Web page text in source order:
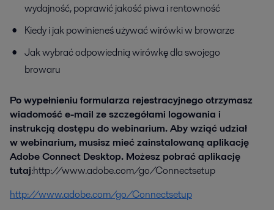
wydajność, poprawić jakość piwa i rentowność
Kiedy i jak powinieneś używać wirówki w browarze
Jak wybrać odpowiednią wirówkę dla swojego
browaru
Po wypełnieniu formularza rejestracyjnego otrzymasz
wiadomość e-mail ze szczegółami logowania i
instrukcją dostępu do webinarium. Aby wziąć udział
w webinarium, musisz mieć zainstalowaną aplikację
Adobe Connect Desktop. Możesz pobrać aplikację
tutaj:http://www.adobe.com/go/Connectsetup
http://www.adobe.com/go/Connectsetup